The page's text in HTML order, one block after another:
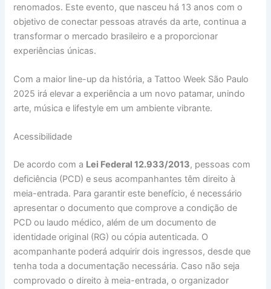
renomados. Este evento, que nasceu há 13 anos com o
objetivo de conectar pessoas através da arte, continua a
transformar o mercado brasileiro e a proporcionar
experiências únicas.
Com a maior line-up da história, a Tattoo Week São Paulo
2025 irá elevar a experiência a um novo patamar, unindo
arte, música e lifestyle em um ambiente vibrante.
Acessibilidade
De acordo com a Lei Federal 12.933/2013, pessoas com
deficiência (PCD) e seus acompanhantes têm direito à
meia-entrada. Para garantir este benefício, é necessário
apresentar o documento que comprove a condição de
PCD ou laudo médico, além de um documento de
identidade original (RG) ou cópia autenticada. O
acompanhante poderá adquirir dois ingressos, desde que
tenha toda a documentação necessária. Caso não seja
comprovado o direito à meia-entrada, o organizador